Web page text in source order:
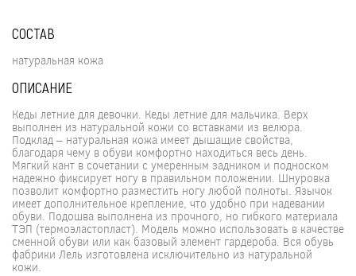
СОСТАВ
натуральная кожа
ОПИСАНИЕ
Кеды летние для девочки. Кеды летние для мальчика. Верх
выполнен из натуральной кожи со вставками из велюра.
Подклад – натуральная кожа имеет дышащие свойства,
благодаря чему в обуви комфортно находиться весь день.
Мягкий кант в сочетании с умеренным задником и подноском
надежно фиксирует ногу в правильном положении. Шнуровка
позволит комфортно разместить ногу любой полноты. Язычок
имеет дополнительное крепление, что удобно при надевании
обуви. Подошва выполнена из прочного, но гибкого материала
ТЭП (термоэластопласт). Модель можно использовать в качестве
сменной обуви или как базовый элемент гардероба. Вся обувь
фабрики Лель изготовлена исключительно из натуральной
кожи.